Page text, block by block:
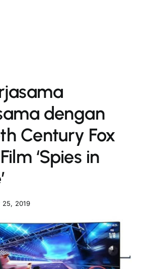
dengan
Century Fox
‘Spies in
25, 2019